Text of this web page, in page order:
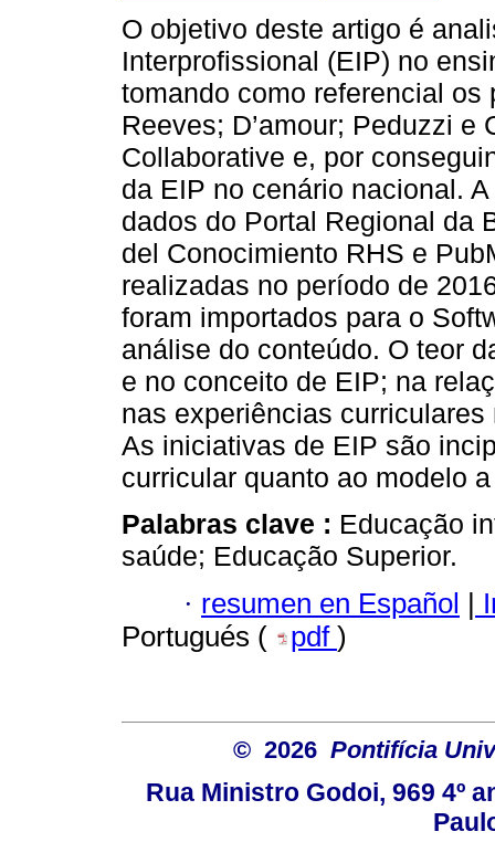
O objetivo deste artigo é
Interprofissional (EIP) no
tomando como referencial
Reeves; D’amour; Peduzzi
Collaborative e, por
da EIP no cenário nacional.
dados do Portal Regional da
del Conocimiento RHS e
realizadas no período de
foram importados para o
análise do conteúdo. O teor
e no conceito de EIP; na
nas experiências
As iniciativas de EIP são
curricular quanto ao modelo
Palabras clave : Educação
saúde; Educação Superior.
· resumen en Español |
Portugués (
pdf )
© 2026 Pontifícia
Rua Ministro Godoi, 969 4º